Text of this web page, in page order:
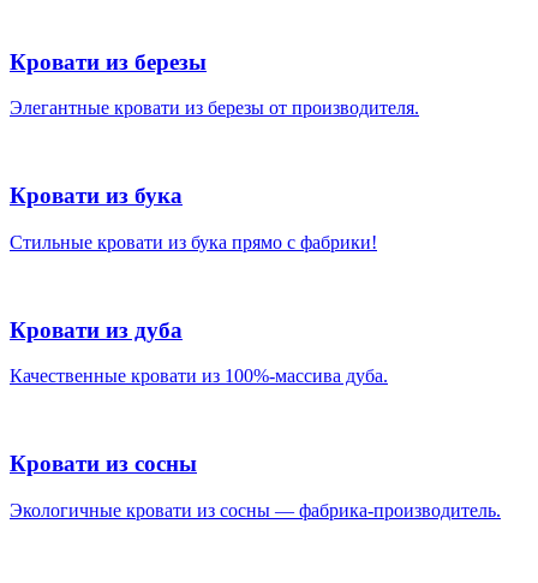
Кровати из березы
Элегантные кровати из березы от производителя.
Кровати из бука
Стильные кровати из бука прямо с фабрики!
Кровати из дуба
Качественные кровати из 100%-массива дуба.
Кровати из сосны
Экологичные кровати из сосны — фабрика-производитель.